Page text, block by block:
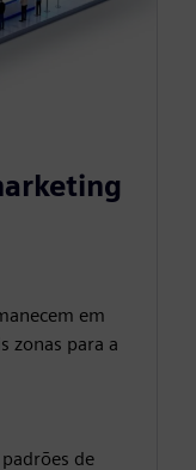
em
zonas para a
de